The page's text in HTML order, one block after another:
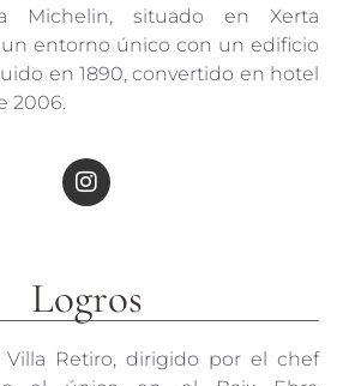
Michelin, situado en Xerta
un entorno único con un edificio
en 1890, convertido en hotel
2006.
Logros
Villa Retiro, dirigido por el chef